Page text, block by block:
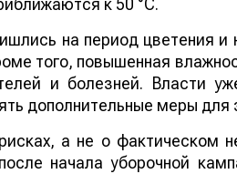
к 50 °C.
на период цветения и
того, повышенная
и болезней. Власти
дополнительные меры для
а не о фактическом
начала уборочной